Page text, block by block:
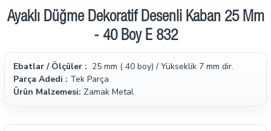
Ayaklı Düğme Dekoratif Desenli Kaban 25 Mm
- 40 Boy E 832
Ebatlar / Ölçüler : 25 mm ( 40 boy) / Yükseklik 7 mm dir.
Parça Adedi : Tek Parça
Ürün Malzemesi: Zamak Metal